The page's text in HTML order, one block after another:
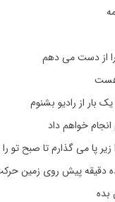
از دست می دهم
هست
بار از رادیو بشنوم
انجام خواهم داد
پا می گذارم تا صبح تو را
دقیقه پیش روی زمین
بده